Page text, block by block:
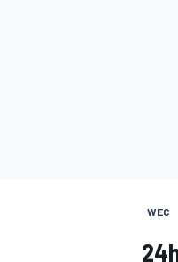
WEC